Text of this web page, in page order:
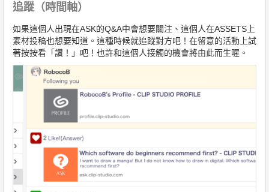
追蹤（時間軸）
如果這個人出現在ASK的Q&A中會想要關注、這個人在ASSETS上
素材投稿也想要知道。這種時候就追蹤對方吧！在留意的活動上試
著按按看「讚！」吧！也許和這個人接觸的機會將由此而生喔。